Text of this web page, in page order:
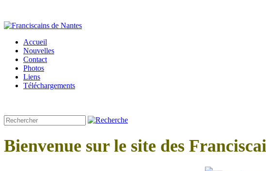
Accueil
Nouvelles
Contact
Photos
Liens
Téléchargements
Bienvenue sur le site des